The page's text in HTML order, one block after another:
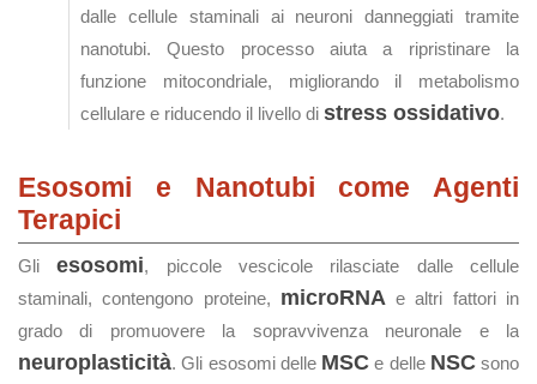
dalle cellule staminali ai neuroni danneggiati tramite
nanotubi. Questo processo aiuta a ripristinare la
funzione mitocondriale, migliorando il metabolismo
cellulare e riducendo il livello di stress ossidativo.
Esosomi e Nanotubi come Agenti
Terapici
Gliesosomi, piccole vescicole rilasciate dalle cellule
staminali, contengono proteine, microRNA e altri fattori in
grado di promuovere la sopravvivenza neuronale e la
neuroplasticità. Gli esosomi delle MSC e delle NSCsono